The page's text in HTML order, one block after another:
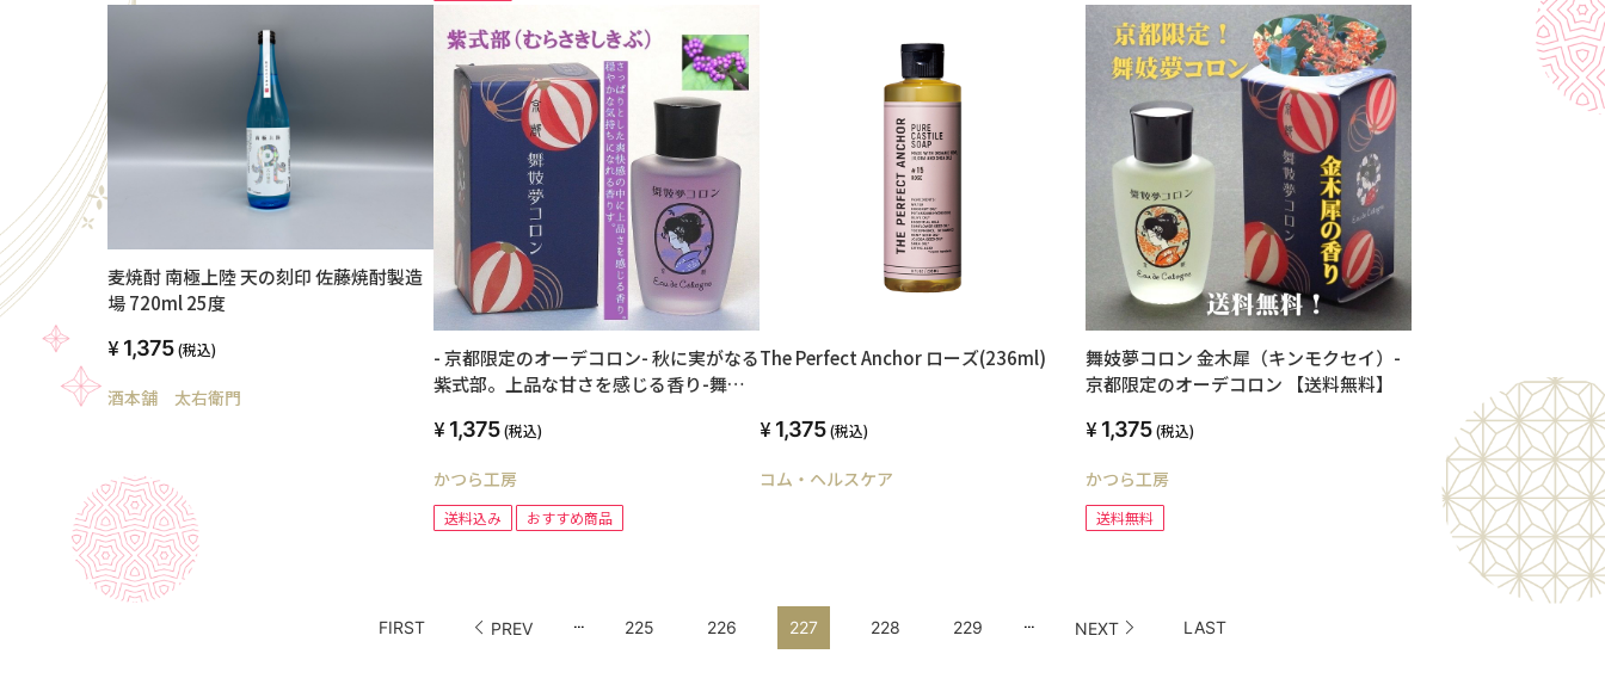
麦焼酎 南極上陸 天の刻印 佐藤焼酎製造
場 720ml 25度
1,375 (税込)
酒本舗 太右衛門
- 京都限定のオーデコロン- 秋に実がなる
紫式部。上品な甘さを感じる香り-舞妓
1,375 (税込)
かつら工房
送料込み おすすめ商品
The Perfect Anchor ローズ(236ml)
1,375 (税込)
コム・ヘルスケア
舞妓夢コロン 金木犀（キンモクセイ）-
京都限定のオーデコロン 【送料無料】
1,375 (税込)
かつら工房
送料無料
FIRST PREV ... 225 226 227 228 229 ... NEXT LAST